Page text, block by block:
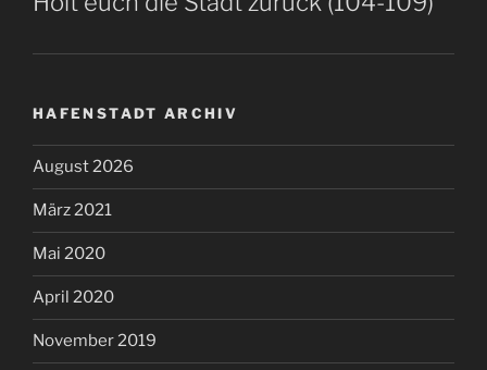
HAFENSTADT ARCHIV
August 2026
März 2021
Mai 2020
April 2020
November 2019